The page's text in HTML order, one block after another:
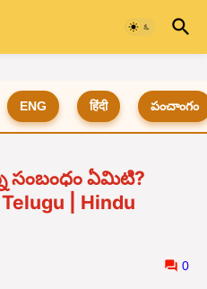
ENG हिंदी పంచాంగం
సంబంధం ఏమిటి?
| Hindu
0